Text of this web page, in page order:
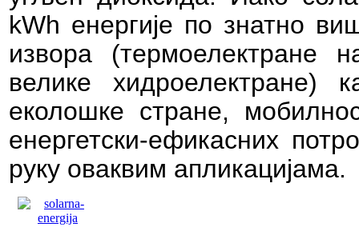
kWh енергије по знатно
извора (термоелектране
велике
еколошке стране,
енергетски-ефикасних
руку оваквим апликацијама.